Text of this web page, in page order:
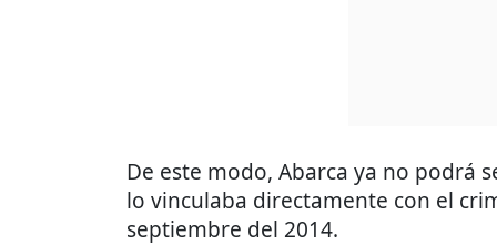
De este modo, Abarca ya no podrá
lo vinculaba directamente con el
septiembre del 2014.